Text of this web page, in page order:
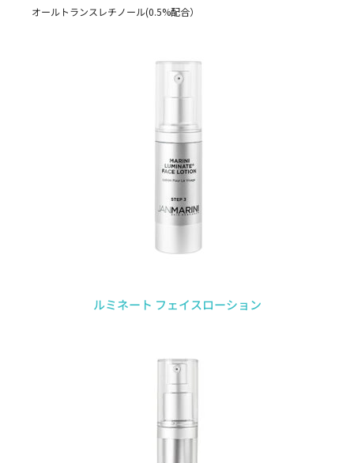
オールトランスレチノール(0.5%配合）
ルミネート フェイスローション